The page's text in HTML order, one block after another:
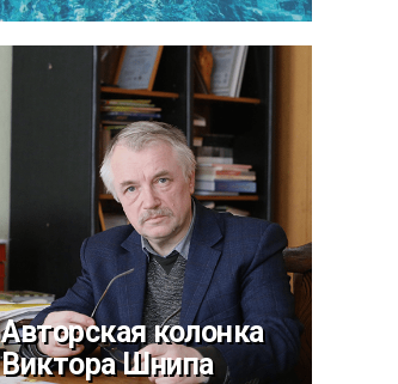
Авторская колонка
Виктора Шнипа